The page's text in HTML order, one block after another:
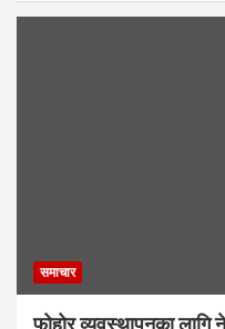
समाचार
फोहोर व्यवस्थापनका